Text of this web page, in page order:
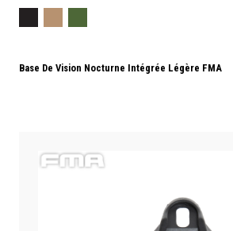
Base De Vision Nocturne Intégrée Légère FMA